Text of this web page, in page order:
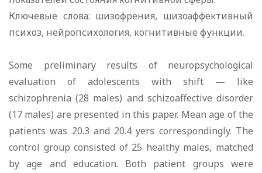
Ключевые слова: шизофрения, шизоаффективный
психоз, нейропсихология, когнитивные функции.
Some preliminary results of neuropsychological
evaluation of adolescents with shift — like
schizophrenia (28 males) and schizoaffective disorder
(17 males) are presented in this paper. Mean age of the
patients was 20.3 and 20.4 yеrs correspondingly. The
control group consisted of 25 healthy males, matched
by age and education. Both patient groups were